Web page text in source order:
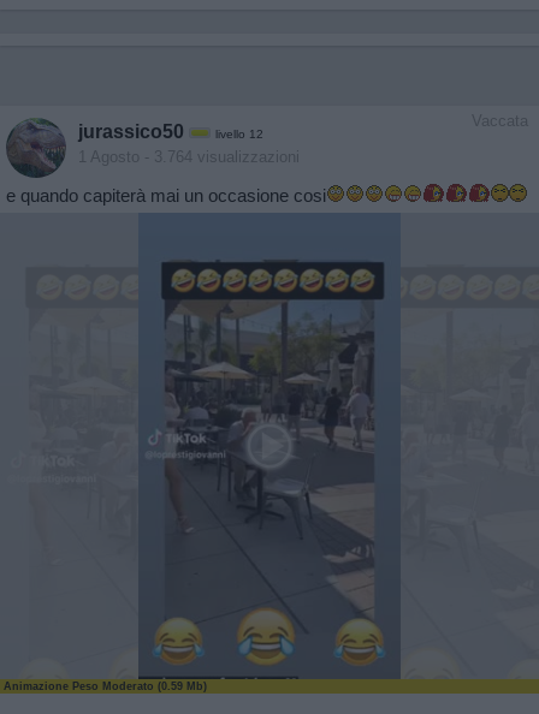
Vaccata
jurassico50 livello 12
1 Agosto - 3.764 visualizzazioni
e quando capiterà mai un occasione cosi
Animazione Peso Moderato (0.59 Mb)